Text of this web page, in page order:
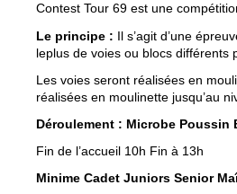
Contest Tour 69 est une
Le principe : Il s’agit d’une
leplus de voies ou blocs différents
Les voies seront réalisées en
réalisées en moulinette jusqu’au
Déroulement : Microbe Poussin
Fin de l’accueil 10h Fin à 13h
Minime Cadet Juniors Senior